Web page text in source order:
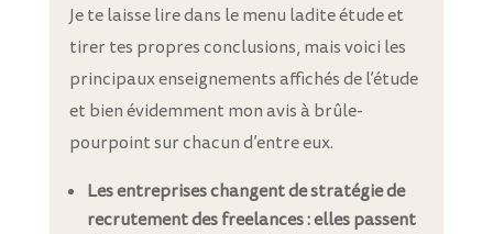
Je te laisse lire dans le menu ladite étude et
tirer tes propres conclusions, mais voici les
principaux enseignements affichés de l’étude
et bien évidemment mon avis à brûle-
pourpoint sur chacun d’entre eux.
Les entreprises changent de stratégie de
recrutement des freelances : elles passent